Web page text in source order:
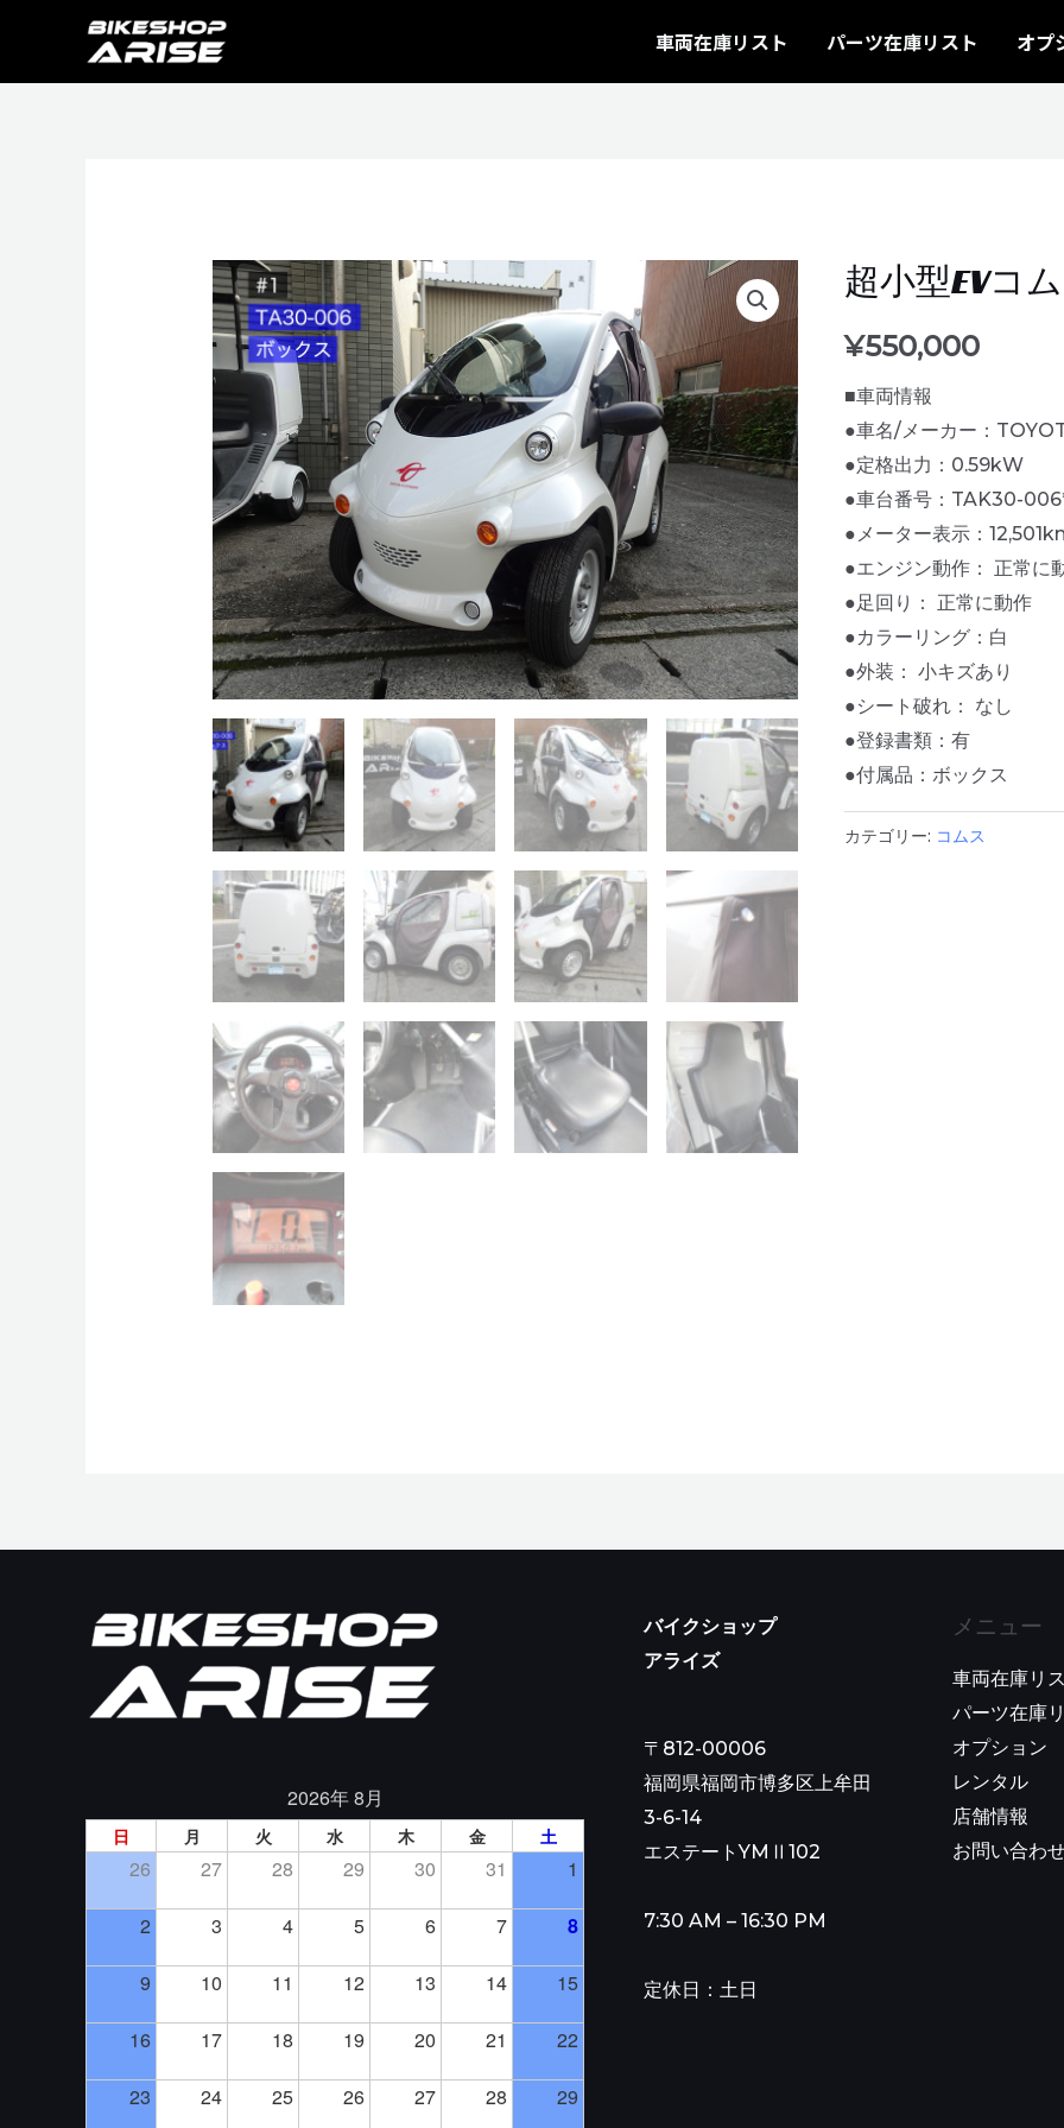
テ
車両在庫リスト パーツ在庫リスト オプ
超小型EVコ
¥550,000
■車両情報
●車名/メーカー：
●定格出力：0.59kW
●車台番号：TAK30-006
●メーター表示：
●エンジン動作： 正常に
●足回り： 正常に動作
●カラーリング：白
●外装： 小キズあり
●シート破れ： なし
●登録書類：有
●付属品：ボックス
カテゴリー: コムス
2026年 8月
日 月 火 水 木 金 土
26 27 28 29 30 31 1
2 3 4 5 6 7 8
9 10 11 12 13 14 15
16 17 18 19 20 21 22
23 24 25 26 27 28 29
バイクショップ
アライズ
〒812-00006
福岡県福岡市博多区上牟田
3-6-14
エステートYMⅡ102
7:30 AM – 16:30 PM
定休日：土日
メニュー
車両在庫リ
パーツ在庫
オプション
レンタル
店舗情報
お問い合わ